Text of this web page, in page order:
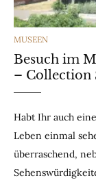
CATEGORIES
MUSEEN
Besuch im
– Collection
Habt Ihr auch
Leben einmal
überraschend,